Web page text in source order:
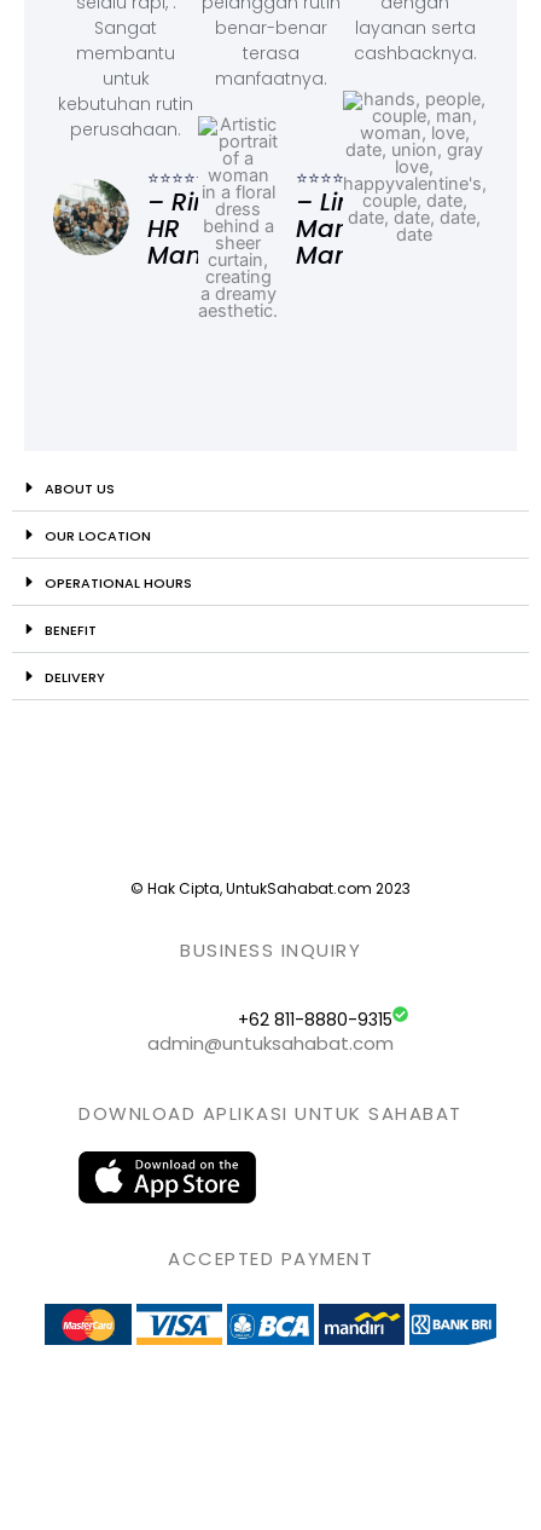
Sangat
membantu
untuk
kebutuhan rutin
perusahaan.
⭐⭐⭐⭐⭐
– Rina,
HR
Manager
benar-benar
terasa
manfaatnya.
⭐⭐⭐⭐⭐
– Linda,
Marketing
Manager
layanan serta
cashbacknya.
ABOUT US
OUR LOCATION
OPERATIONAL HOURS
BENEFIT
DELIVERY
© Hak Cipta, UntukSahabat.com 2023
BUSINESS INQUIRY
+62 811-8880-9315
admin@untuksahabat.com
DOWNLOAD APLIKASI UNTUK SAHABAT
ACCEPTED PAYMENT